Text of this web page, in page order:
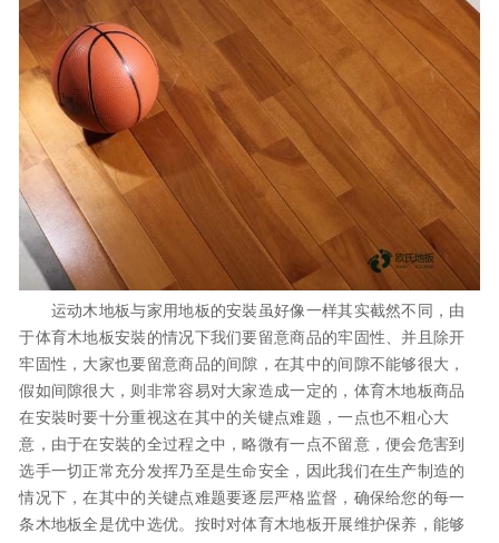
运动木地板与家用地板的安裝虽好像一样其实截然不同，由
于体育木地板安裝的情况下我们要留意商品的牢固性、并且除开
牢固性，大家也要留意商品的间隙，在其中的间隙不能够很大，
假如间隙很大，则非常容易对大家造成一定的，体育木地板商品
在安裝时要十分重视这在其中的关键点难题，一点也不粗心大
意，由于在安裝的全过程之中，略微有一点不留意，便会危害到
选手一切正常充分发挥乃至是生命安全，因此我们在生产制造的
情况下，在其中的关键点难题要逐层严格监督，确保给您的每一
条木地板全是优中选优。按时对体育木地板开展维护保养，能够